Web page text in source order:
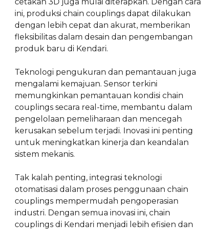
ini, produksi chain couplings dapat dilakukan
dengan lebih cepat dan akurat, memberikan
fleksibilitas dalam desain dan pengembangan
produk baru di Kendari.
Teknologi pengukuran dan pemantauan juga
mengalami kemajuan. Sensor terkini
memungkinkan pemantauan kondisi chain
couplings secara real-time, membantu dalam
pengelolaan pemeliharaan dan mencegah
kerusakan sebelum terjadi. Inovasi ini penting
untuk meningkatkan kinerja dan keandalan
sistem mekanis.
Tak kalah penting, integrasi teknologi
otomatisasi dalam proses penggunaan chain
couplings mempermudah pengoperasian
industri. Dengan semua inovasi ini, chain
couplings di Kendari menjadi lebih efisien dan